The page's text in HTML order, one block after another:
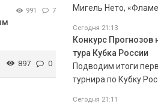
991 7
897 0
Мигель Нето,
Сегодня 21:13
Конкурс Прогнозов
тура Кубка России
Подводим итоги
турнира по Кубку
Сегодня 21:11